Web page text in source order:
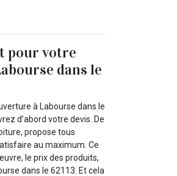
pour votre
dans le
à Labourse dans le
d’abord votre devis. De
propose tous
au maximum. Ce
le prix des produits,
dans le 62113. Et cela